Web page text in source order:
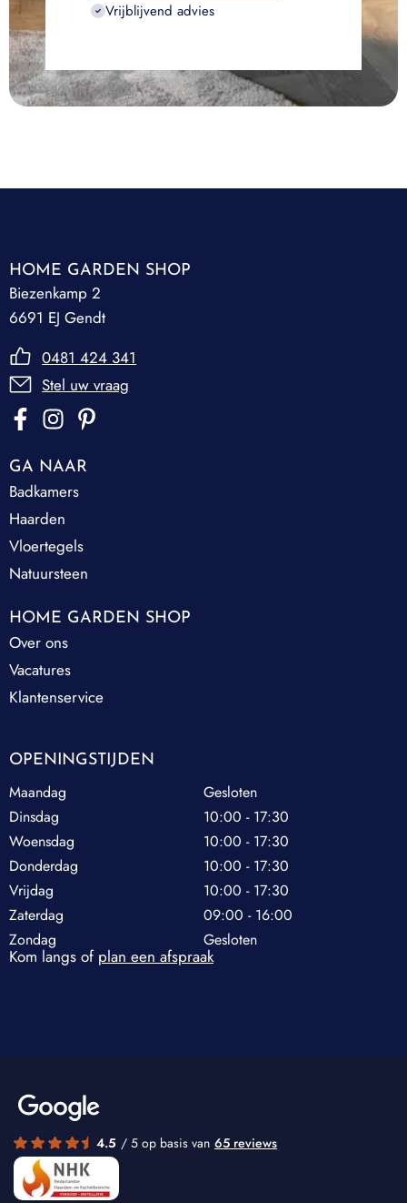
Vrijblijvend advies
HOME GARDEN SHOP
Biezenkamp 2
6691 EJ Gendt
0481 424 341
Stel uw vraag
GA NAAR
Badkamers
Haarden
Vloertegels
Natuursteen
HOME GARDEN SHOP
Over ons
Vacatures
Klantenservice
OPENINGSTIJDEN
Maandag
Gesloten
Dinsdag
10:00 - 17:30
Woensdag
10:00 - 17:30
Donderdag
10:00 - 17:30
Vrijdag
10:00 - 17:30
Zaterdag
09:00 - 16:00
Zondag
Gesloten
Kom langs of plan een afspraak
4.5 / 5 op basis van 65 reviews